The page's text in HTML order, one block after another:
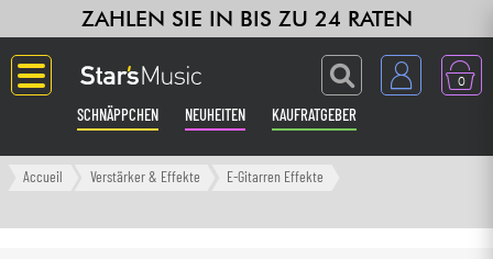
ZAHLEN SIE IN BIS ZU 24 RATEN
0
SCHNÄPPCHEN NEUHEITEN KAUFRATGEBER
Langue
Accueil Verstärker & Effekte E-Gitarren Effekte